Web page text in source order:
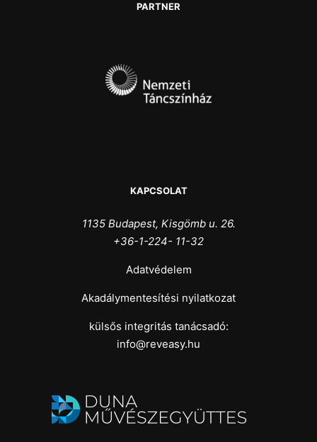
PARTNER
KAPCSOLAT
1135 Budapest, Kisgömb u. 26.
+36-1-224- 11-32
Adatvédelem
Akadálymentesítési nyilatkozat
külsős integritás tanácsadó:
info@reveasy.hu